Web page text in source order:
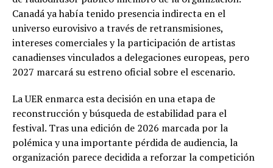
Canadá ya había tenido presencia indirecta en el
universo eurovisivo a través de retransmisiones,
intereses comerciales y la participación de artistas
canadienses vinculados a delegaciones europeas, pero
2027 marcará su estreno oficial sobre el escenario.
La UER enmarca esta decisión en una etapa de
reconstrucción y búsqueda de estabilidad para el
festival. Tras una edición de 2026 marcada por la
polémica y una importante pérdida de audiencia, la
organización parece decidida a reforzar la competición